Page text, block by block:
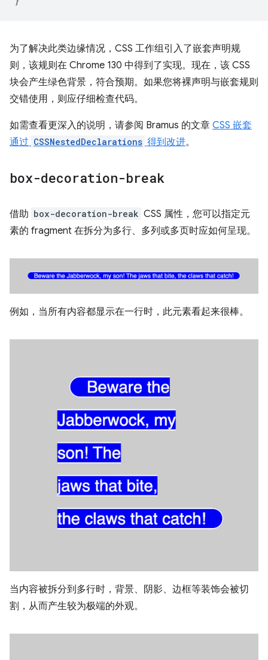
为了解决此类边缘情况，CSS 工作组引入了嵌套声明规
则，该规则在 Chrome 130 中得到了实现。现在，该 CSS
块会产生绿色背景，符合预期。如果您将裸声明与嵌套规则
交错使用，则应仔细检查代码。
如需查看更深入的说明，请参阅 Bramus 的文章 CSS 嵌套
通过 CSSNestedDeclarations 得到改进。
box-decoration-break
借助 box-decoration-break CSS 属性，您可以指定元
素的 fragment 在拆分为多行、多列或多页时应如何呈现。
例如，当所有内容都显示在一行时，此元素看起来很棒。
当内容被拆分到多行时，背景、阴影、边框等装饰会被切
割，从而产生较为极端的外观。